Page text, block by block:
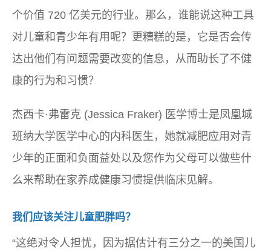
个价值 720 亿美元的行业。那么，谁能说这种工具
对儿童和青少年有用呢？更糟糕的是，它是否会传
达出他们有问题需要改变的信息，从而助长了不健
康的行为和习惯？
杰西卡·弗雷克 (Jessica Fraker) 医学博士是凤凰城
班纳大学医学中心的内科医生，她就减肥应用对青
少年的正面和负面益处以及您作为父母可以做些什
么来帮助在家养成健康习惯提供临床见解。
我们应该关注儿童肥胖吗？
“这绝对令人担忧，因为据估计有三分之一的美国儿